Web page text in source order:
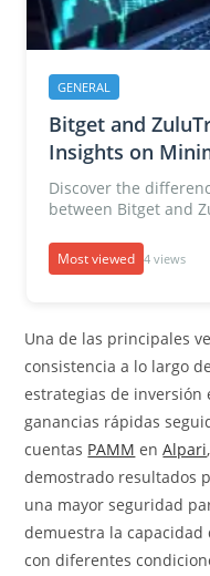
GENERAL
Bitget and
Insights on
Discover the
between Bitget and
Most viewed 4 views
Una de las principales
consistencia a lo largo
estrategias de inversión
ganancias rápidas
cuentas PAMM enAlpari
demostrado resultados
una mayor seguridad
demuestra la
con diferentes